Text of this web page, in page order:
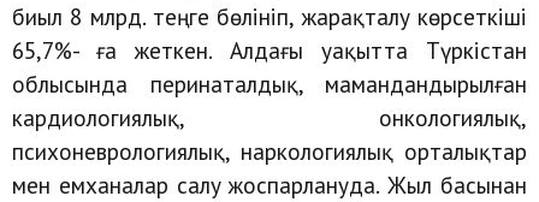
биыл 8 млрд. теңге бөлініп, жарақталу көрсеткіші
65,7%- ға жеткен. Алдағы уақытта Түркістан
облысында перинаталдық, мамандандырылған
кардиологиялық, онкологиялық,
психоневрологиялық, наркологиялық орталықтар
мен емханалар салу жоспарлануда. Жыл басынан